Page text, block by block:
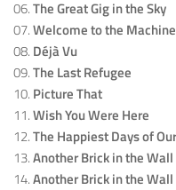
06.The Great Gig in the Sky
07.Welcome to the Machine
08. Déjà Vu
09.The Last Refugee
10. Picture That
11.Wish You Were Here
12.The Happiest Days of
13.Another Brick in the Wall
14.Another Brick in the Wall